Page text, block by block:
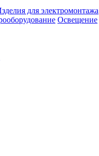
для электромонтажа
Освещение